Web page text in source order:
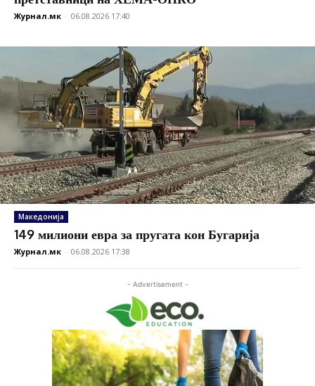
Журнал.мк - 06.08.2026 17:40
Македонија
149 милиони евра за пругата кон Бугарија
Журнал.мк - 06.08.2026 17:38
- Advertisement -